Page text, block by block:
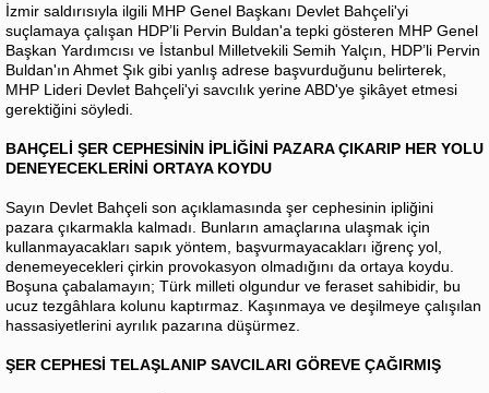
İzmir saldırısıyla ilgili MHP Genel Başkanı Devlet Bahçeli'yi
suçlamaya çalışan HDP’li Pervin Buldan'a tepki gösteren MHP Genel
Başkan Yardımcısı ve İstanbul Milletvekili Semih Yalçın, HDP’li Pervin
Buldan'ın Ahmet Şık gibi yanlış adrese başvurduğunu belirterek,
MHP Lideri Devlet Bahçeli'yi savcılık yerine ABD'ye şikâyet etmesi
gerektiğini söyledi.
BAHÇELİ ŞER CEPHESİNİN İPLİĞİNİ PAZARA ÇIKARIP HER YOLU
DENEYECEKLERİNİ ORTAYA KOYDU
Sayın Devlet Bahçeli son açıklamasında şer cephesinin ipliğini
pazara çıkarmakla kalmadı. Bunların amaçlarına ulaşmak için
kullanmayacakları sapık yöntem, başvurmayacakları iğrenç yol,
denemeyecekleri çirkin provokasyon olmadığını da ortaya koydu.
Boşuna çabalamayın; Türk milleti olgundur ve feraset sahibidir, bu
ucuz tezgâhlara kolunu kaptırmaz. Kaşınmaya ve deşilmeye çalışılan
hassasiyetlerini ayrılık pazarına düşürmez.
ŞER CEPHESİ TELAŞLANIP SAVCILARI GÖREVE ÇAĞIRMIŞ